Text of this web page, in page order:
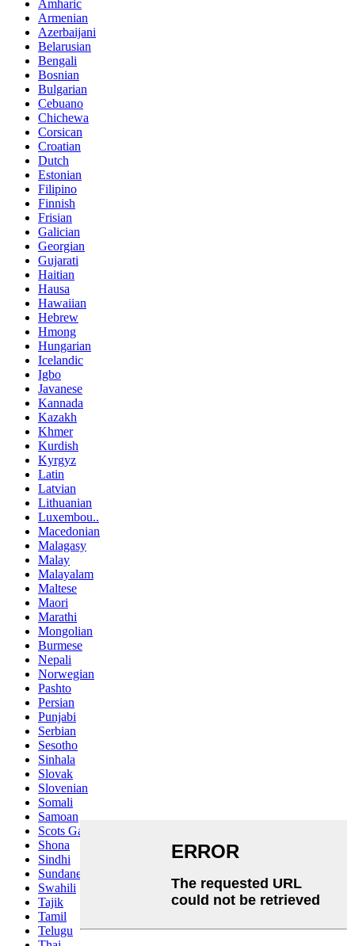
Amharic
Armenian
Azerbaijani
Belarusian
Bengali
Bosnian
Bulgarian
Cebuano
Chichewa
Corsican
Croatian
Dutch
Estonian
Filipino
Finnish
Frisian
Galician
Georgian
Gujarati
Haitian
Hausa
Hawaiian
Hebrew
Hmong
Hungarian
Icelandic
Igbo
Javanese
Kannada
Kazakh
Khmer
Kurdish
Kyrgyz
Latin
Latvian
Lithuanian
Luxembou..
Macedonian
Malagasy
Malay
Malayalam
Maltese
Maori
Marathi
Mongolian
Burmese
Nepali
Norwegian
Pashto
Persian
Punjabi
Serbian
Sesotho
Sinhala
Slovak
Slovenian
Somali
Samoan
Scots Gaelic
Shona
Sindhi
Sundanese
Swahili
Tajik
Tamil
Telugu